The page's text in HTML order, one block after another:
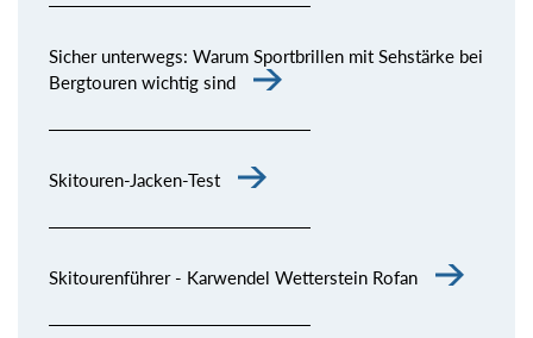
Sicher unterwegs: Warum Sportbrillen mit Sehstärke bei
Bergtouren wichtig sind
Skitouren-Jacken-Test
Skitourenführer - Karwendel Wetterstein Rofan